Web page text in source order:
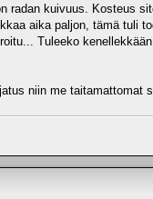
radan kuivuus. Kosteus
aika paljon, tämä tuli
Tuleeko
niin me taitamattomat